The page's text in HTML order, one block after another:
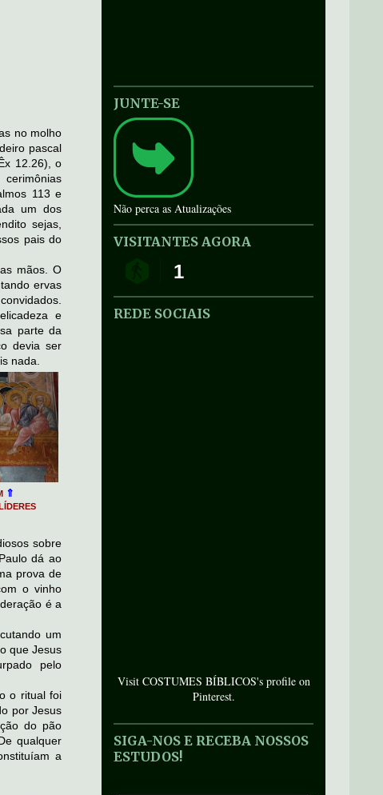
no molho
pascal
12.26), o
113 e
um dos
sejas,
pais do
mãos. O
ervas
e
parte da
devia ser
nada.
⇑
sobre
dá ao
prova de
o vinho
é a
um
que Jesus
pelo
o ritual foi
por Jesus
do pão
qualquer
a
JUNTE-SE
Não perca as Atualizações
VISITANTES AGORA
1
REDE SOCIAIS
Visit COSTUMES BÍBLICOS's profile on
Pinterest.
SIGA-NOS E RECEBA NOSSOS
ESTUDOS!